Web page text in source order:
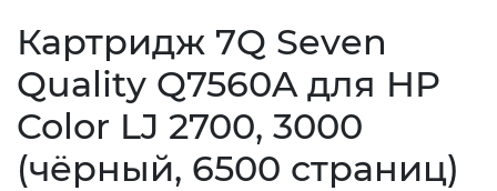
Картридж 7Q Seven
Quality Q7560A для HP
Color LJ 2700, 3000
(чёрный, 6500 страниц)